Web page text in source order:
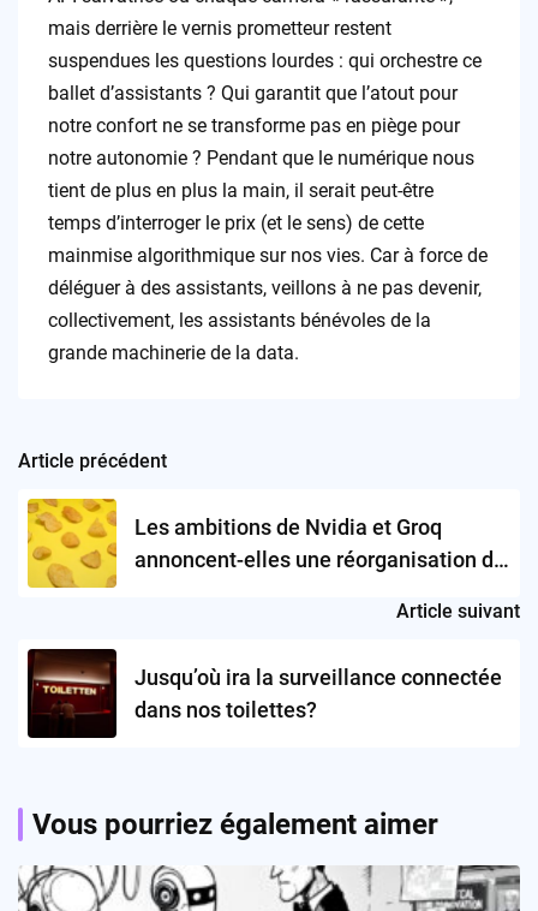
mais derrière le vernis prometteur restent
suspendues les questions lourdes : qui orchestre ce
ballet d’assistants ? Qui garantit que l’atout pour
notre confort ne se transforme pas en piège pour
notre autonomie ? Pendant que le numérique nous
tient de plus en plus la main, il serait peut-être
temps d’interroger le prix (et le sens) de cette
mainmise algorithmique sur nos vies. Car à force de
déléguer à des assistants, veillons à ne pas devenir,
collectivement, les assistants bénévoles de la
grande machinerie de la data.
Post
navigation
Article précédent
Les ambitions de Nvidia et Groq
annoncent-elles une réorganisation du
Article suivant
Jusqu’où ira la surveillance connectée
dans nos toilettes?
Vous pourriez également aimer